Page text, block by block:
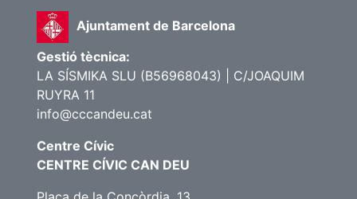
Ajuntament de Barcelona
Gestió tècnica:
LA SÍSMIKA SLU (B56968043) | C/JOAQUIM
RUYRA 11
info@cccandeu.cat
Centre Cívic
CENTRE CÍVIC CAN DEU